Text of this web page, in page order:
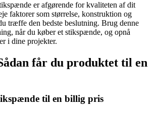
er afgørende for kvaliteten af dit
faktorer som størrelse, konstruktion og
træffe den bedste beslutning. Brug denne
når du køber et stikspænde, og opnå
i dine projekter.
får du produktet til en
til en billig pris